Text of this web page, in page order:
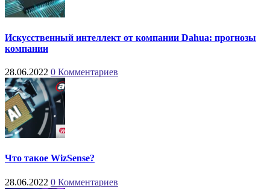
Искусственный интеллект от компании Dahua: прогнозы
компании
28.06.2022 0 Комментариев
Что такое WizSense?
28.06.2022 0 Комментариев